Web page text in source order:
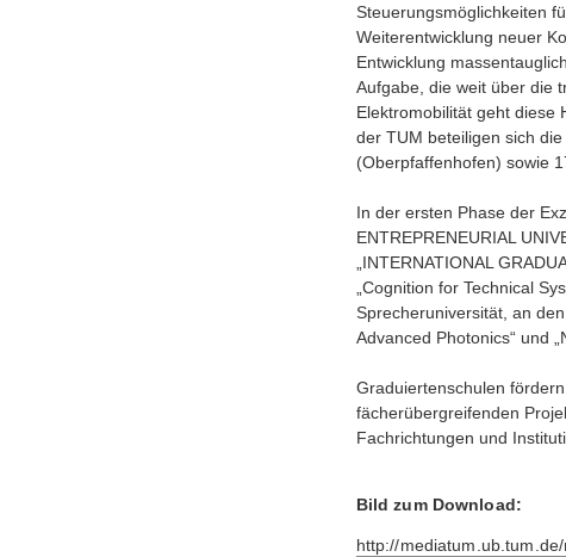
Steuerungsmöglichkeiten
Weiterentwicklung neuer
Entwicklung
Aufgabe, die weit über die
Elektromobilität geht diese
der TUM beteiligen sich
(Oberpfaffenhofen) sowie
In der ersten Phase der
ENTREPRENEURIAL
„INTERNATIONAL
„Cognition for Technical
Sprecheruniversität, an
Advanced Photonics“ und
Graduiertenschulen
fächerübergreifenden
Fachrichtungen und
Bild zum Download:
http://